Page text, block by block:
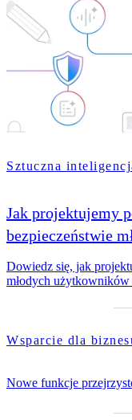
Sztuczna
Jak projektujemy
bezpieczeństwie
Dowiedz się, jak
młodych
Wsparcie dla
Nowe funkcje